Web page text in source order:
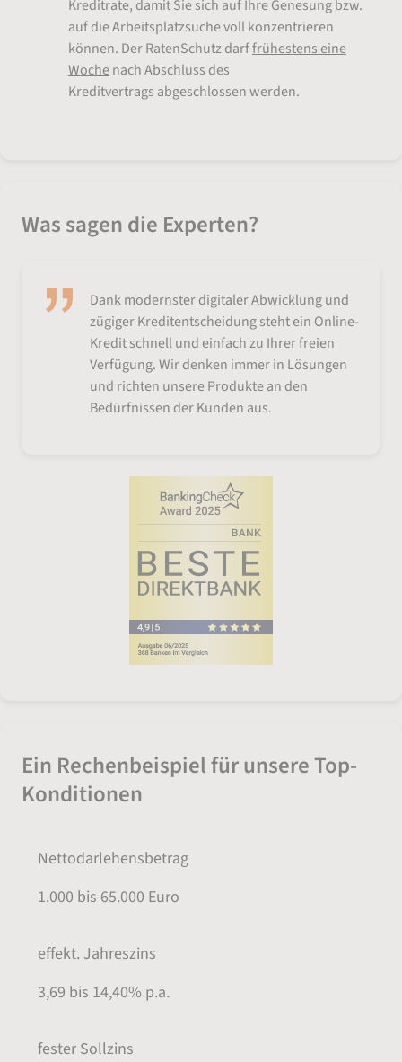
Kreditrate, damit Sie sich auf Ihre Genesung bzw.
auf die Arbeitsplatzsuche voll konzentrieren
können. Der RatenSchutz darffrühestens eine
Wochenach Abschluss des
Kreditvertrags abgeschlossen werden.
Was sagen die Experten?
Dank modernster digitaler Abwicklung und
zügiger Kreditentscheidung steht ein Online-
Kredit schnell und einfach zu Ihrer freien
Verfügung. Wir denken immer in Lösungen
und richten unsere Produkte an den
Bedürfnissen der Kunden aus.
Ein Rechenbeispiel für unsere Top-
Konditionen
Nettodarlehensbetrag
1.000 bis 65.000 Euro
effekt. Jahreszins
3,69 bis 14,40% p.a.
fester Sollzins